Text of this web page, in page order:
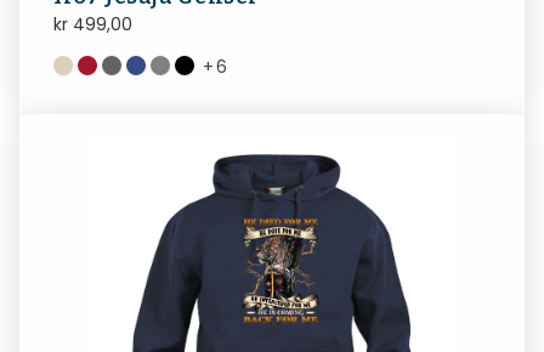
kr 499,00
+6